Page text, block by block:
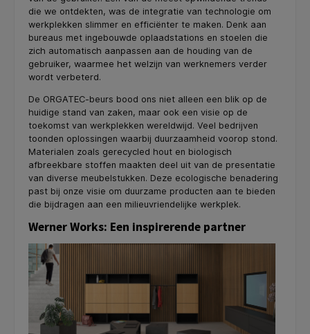
die we ontdekten, was de integratie van technologie om
werkplekken slimmer en efficiënter te maken. Denk aan
bureaus met ingebouwde oplaadstations en stoelen die
zich automatisch aanpassen aan de houding van de
gebruiker, waarmee het welzijn van werknemers verder
wordt verbeterd.
De ORGATEC-beurs bood ons niet alleen een blik op de
huidige stand van zaken, maar ook een visie op de
toekomst van werkplekken wereldwijd. Veel bedrijven
toonden oplossingen waarbij duurzaamheid voorop stond.
Materialen zoals gerecycled hout en biologisch
afbreekbare stoffen maakten deel uit van de presentatie
van diverse meubelstukken. Deze ecologische benadering
past bij onze visie om duurzame producten aan te bieden
die bijdragen aan een milieuvriendelijke werkplek.
Werner Works: Een inspirerende partner